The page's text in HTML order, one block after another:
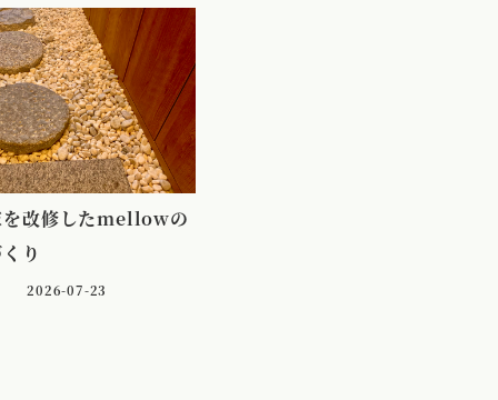
を改修したmellowの
り
2026-07-23